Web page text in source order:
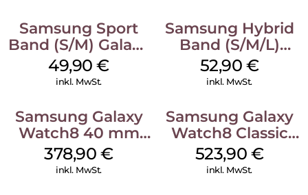
Samsung Sport
Band (S/M) Galaxy
Watch8/Watch8
Classic Graphite
49,90€
inkl. MwSt.
Samsung Hybrid
Band (S/M/L)
Galaxy
Watch8/Watch8
52,90 €
inkl. MwSt.
Samsung Galaxy
Watch8 40 mm
Graphite
378,90€
inkl. MwSt.
Samsung Galaxy
Watch8 Classic
White
523,90 €
inkl. MwSt.